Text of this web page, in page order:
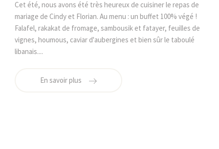
Cet été, nous avons été très heureux de cuisiner le repas de
mariage de Cindy et Florian. Au menu : un buffet 100% végé !
Falafel, rakakat de fromage, sambousik et fatayer, feuilles de
vignes, houmous, caviar d'aubergines et bien sûr le taboulé
libanais....
En savoir plus